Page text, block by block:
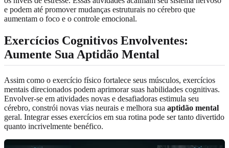
e podem até promover mudanças estruturais no cérebro que
aumentam o foco e o controle emocional.
Exercícios Cognitivos Envolventes:
Aumente Sua Aptidão Mental
Assim como o exercício físico fortalece seus músculos, exercícios
mentais direcionados podem aprimorar suas habilidades cognitivas.
Envolver-se em atividades novas e desafiadoras estimula seu
cérebro, constrói novas vias neurais e melhora sua aptidão mental
geral. Integrar esses exercícios em sua rotina pode ser tanto divertido
quanto incrivelmente benéfico.